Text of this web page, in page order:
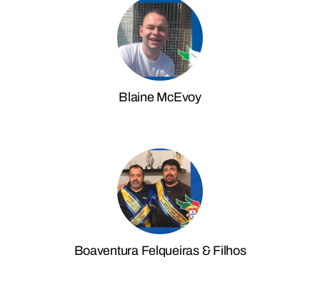
Blaine McEvoy
Boaventura Felqueiras & Filhos